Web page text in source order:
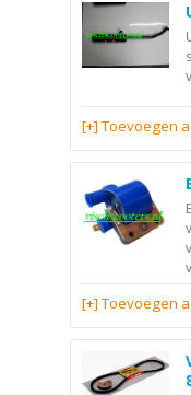
[+] Toevoegen
[+] Toevoegen